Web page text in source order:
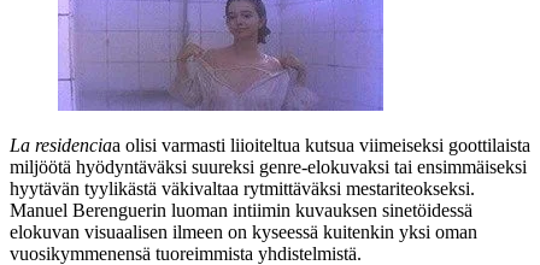
La residenciaa olisi varmasti liioiteltua kutsua viimeiseksi goottilaista
miljöötä hyödyntäväksi suureksi genre-elokuvaksi tai ensimmäiseksi
hyytävän tyylikästä väkivaltaa rytmittäväksi mestariteokseksi.
Manuel Berenguerin luoman intiimin kuvauksen sinetöidessä
elokuvan visuaalisen ilmeen on kyseessä kuitenkin yksi oman
vuosikymmenensä tuoreimmista yhdistelmistä.